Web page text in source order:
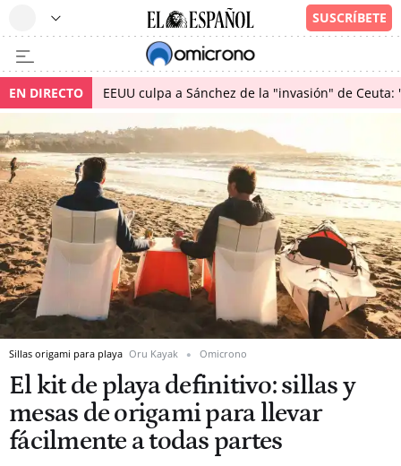
EN DIRECTO EEUU culpa a Sánchez de la "invasión" de
Sillas origami para playa Oru Kayak Omicrono
El kit de playa definitivo: sillas y
mesas de origami para llevar
fácilmente a todas partes